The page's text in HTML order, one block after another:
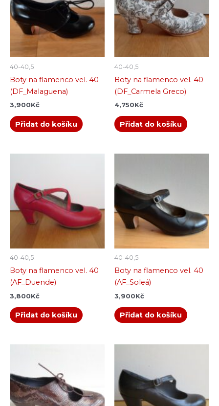
40-40,5
Boty na flamenco vel. 40
(DF_Malaguena)
3,900Kč
Přidat do košíku
40-40,5
Boty na flamenco vel. 40
(DF_Carmela Greco)
4,750Kč
Přidat do košíku
40-40,5
Boty na flamenco vel. 40
(AF_Duende)
3,800Kč
Přidat do košíku
40-40,5
Boty na flamenco vel. 40
(AF_Soleá)
3,900Kč
Přidat do košíku